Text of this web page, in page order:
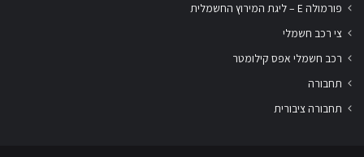
פורמולה E – ליגת המירוץ החשמלית
צי רכב חשמלי
רכב חשמלי אפס קילומטר
תחבורה
תחבורה ציבורית